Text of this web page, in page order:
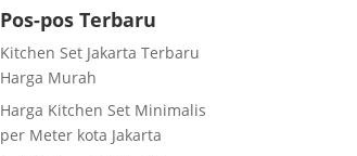
Pos-pos Terbaru
Kitchen Set Jakarta Terbaru
Harga Murah
Harga Kitchen Set Minimalis
per Meter kota Jakarta